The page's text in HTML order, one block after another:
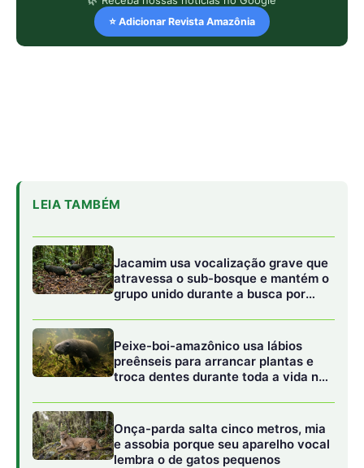
⭐ Adicionar Revista Amazônia
LEIA TAMBÉM
Jacamim usa vocalização grave que
atravessa o sub-bosque e mantém o
grupo unido durante a busca por
Peixe-boi-amazônico usa lábios
preênseis para arrancar plantas e
troca dentes durante toda a vida nos
Onça-parda salta cinco metros, mia
e assobia porque seu aparelho vocal
lembra o de gatos pequenos